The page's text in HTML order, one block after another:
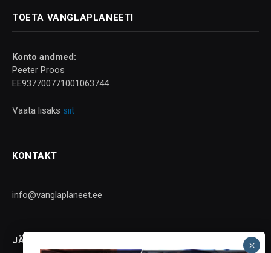
TOETA VANGLAPLANEETI
Konto andmed:
Peeter Proos
EE937700771001063744
Vaata lisaks siit
KONTAKT
info@vanglaplaneet.ee
JÄLGI SOTSIAALMEEDIAS